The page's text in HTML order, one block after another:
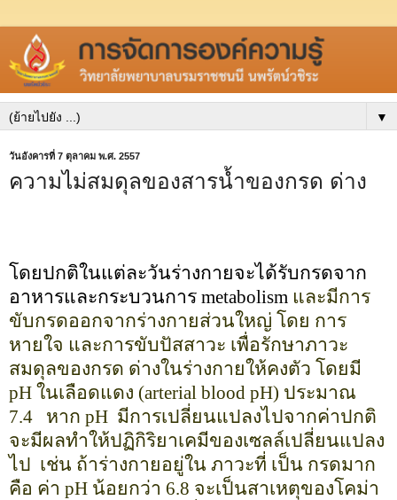
▼
วันอังคารที่ 7 ตุลาคม พ.ศ. 2557
ความไม่สมดุลของสารน้ำของกรด ด่าง
โดยปกติในแต่ละวันร่างกายจะได้รับกรดจาก
อาหารและกระบวนการ metabolism และมีการ
ขับกรดออกจากร่างกายส่วนใหญ่ โดย การ
หายใจ และการขับปัสสาวะ เพื่อรักษาภาวะ
สมดุลของกรด ด่างในร่างกายให้คงตัว โดยมี
pH ในเลือดแดง (arterial blood pH) ประมาณ
7.4
หาก pH มีการเปลี่ยนแปลงไปจากค่าปกติ
จะมีผลทำให้ปฏิกิริยาเคมีของเซลล์เปลี่ยนแปลง
ไป เช่น ถ้าร่างกายอยู่ใน ภาวะที่ เป็น กรดมาก
คือ ค่า pH น้อยกว่า 6.8 จะเป็นสาเหตุของโคม่า